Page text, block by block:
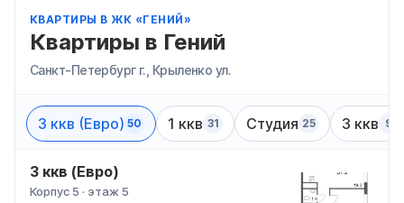
КВАРТИРЫ В ЖК «ГЕНИЙ»
Квартиры в Гений
Санкт-Петербург г., Крыленко ул.
3 ккв (Евро) 50 1 ккв 31 Студия 25 3 ккв 9
3 ккв (Евро)
Корпус 5 · этаж 5